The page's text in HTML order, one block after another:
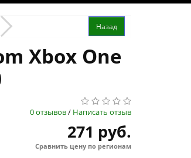
Xbox One
0 отзывов/ Написать отзыв
271 руб.
Сравнить цену по регионам